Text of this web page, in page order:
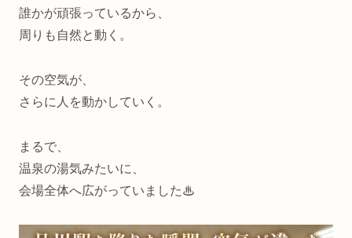
誰かが頑張っているから、
周りも自然と動く。
その空気が、
さらに人を動かしていく。
まるで、
温泉の湯気みたいに、
会場全体へ広がっていました♨